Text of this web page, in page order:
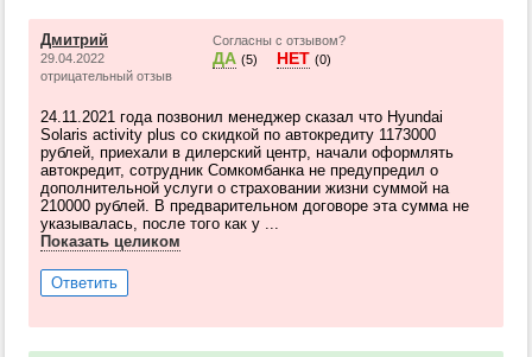
Дмитрий
29.04.2022
отрицательный отзыв
Согласны с отзывом?
ДА (5) НЕТ (0)
24.11.2021 года позвонил менеджер сказал что Hyundai
Solaris activity plus со скидкой по автокредиту 1173000
рублей, приехали в дилерский центр, начали оформлять
автокредит, сотрудник Сомкомбанка не предупредил о
дополнительной услуги о страховании жизни суммой на
210000 рублей. В предварительном договоре эта сумма не
указывалась, после того как у ...
Показать целиком
Ответить